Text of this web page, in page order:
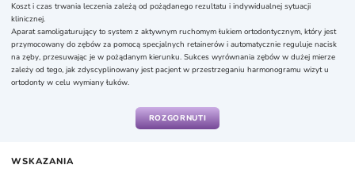
Koszt i czas trwania leczenia zależą od pożądanego rezultatu i indywidualnej sytuacji
klinicznej.
Aparat samoligaturujący to system z aktywnym ruchomym łukiem ortodontycznym, który jest
przymocowany do zębów za pomocą specjalnych retainerów i automatycznie reguluje nacisk
na zęby, przesuwając je w pożądanym kierunku. Sukces wyrównania zębów w dużej mierze
zależy od tego, jak zdyscyplinowany jest pacjent w przestrzeganiu harmonogramu wizyt u
ortodonty w celu wymiany łuków.
zębów, dzięki czemu są mniej zauważalne. Jednak zwykle kosztują więcej niż klasyczne
zestawu prawie niewidocznych alignerów, więc osoby wokół ciebie prawie nie zauważą, że je
ROZGORNUTI
WSKAZANIA